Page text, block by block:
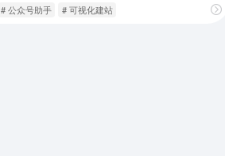
# 公众号助手 # 可视化建站